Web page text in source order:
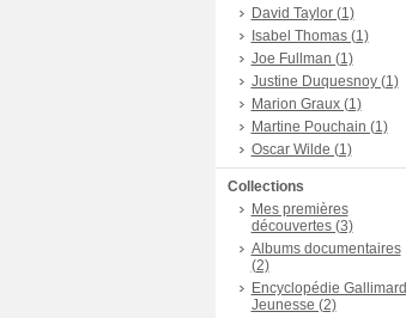
David Taylor (1)
Isabel Thomas (1)
Joe Fullman (1)
Justine Duquesnoy (1)
Marion Graux (1)
Martine Pouchain (1)
Oscar Wilde (1)
Collections
Mes premières
découvertes (3)
Albums documentaires
(2)
Encyclopédie Gallimard
Jeunesse (2)